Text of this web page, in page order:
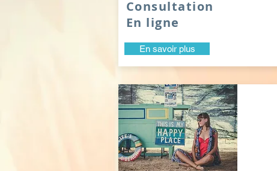
En savoir plus
Consultation
En ligne